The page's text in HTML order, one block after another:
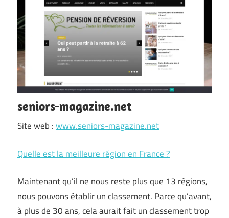
seniors-magazine.net
Site web :www.seniors-magazine.net
Quelle est la meilleure région en France ?
Maintenant qu’il ne nous reste plus que 13 régions,
nous pouvons établir un classement. Parce qu’avant,
à plus de 30 ans, cela aurait fait un classement trop